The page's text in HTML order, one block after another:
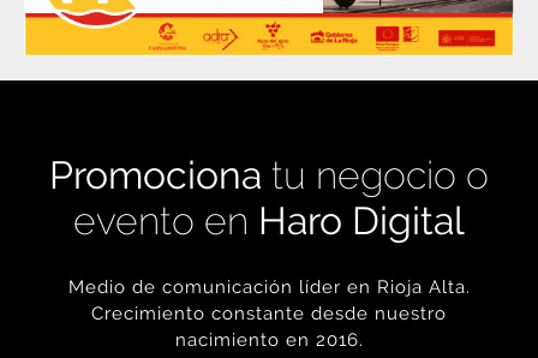
Promociona tu negocio o
evento en Haro Digital
Medio de comunicación líder en Rioja Alta.
Crecimiento constante desde nuestro
nacimiento en 2016.